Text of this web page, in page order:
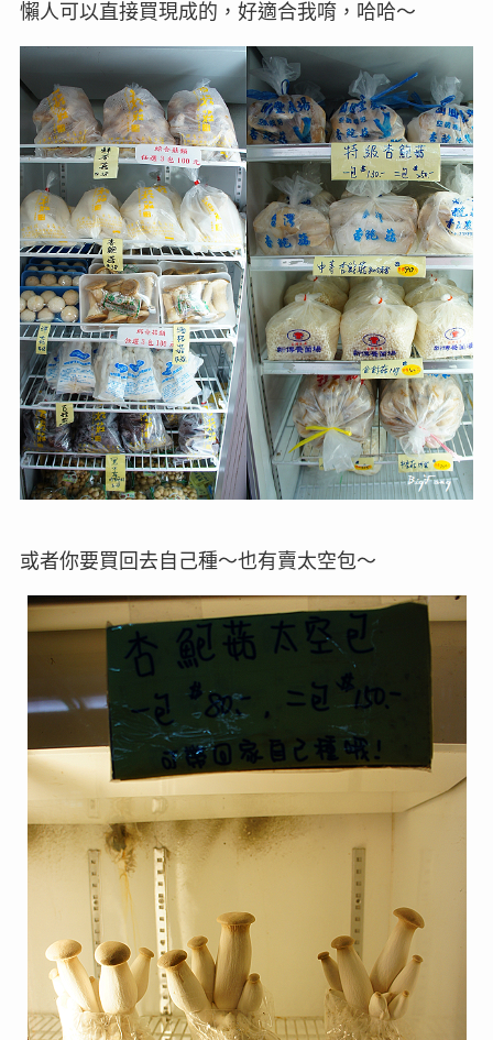
懶人可以直接買現成的，好適合我唷，哈哈～
或者你要買回去自己種～也有賣太空包～